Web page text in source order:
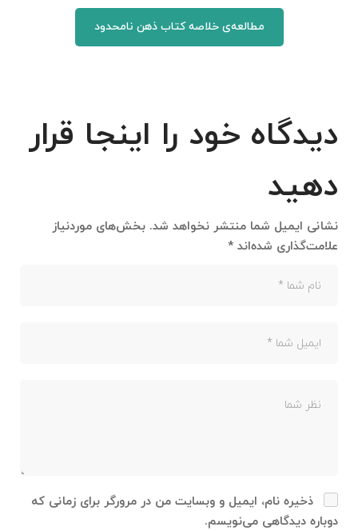
مطالعه‌ی خلاصه کتاب ذهن نامحدود
دیدگاه خود را اینجا قرار
دهید
نشانی ایمیل شما منتشر نخواهد شد. بخش‌های موردنیاز
علامت‌گذاری شده‌اند *
ذخیره نام، ایمیل و وبسایت من در مرورگر برای زمانی که
دوباره دیدگاهی می‌نویسم.